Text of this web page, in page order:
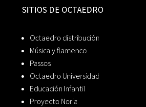
SITIOS DE OCTAEDRO
Octaedro distribución
Música y flamenco
Passos
Octaedro Universidad
Educación Infantil
Proyecto Noria